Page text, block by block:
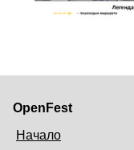
OpenFest
Начало